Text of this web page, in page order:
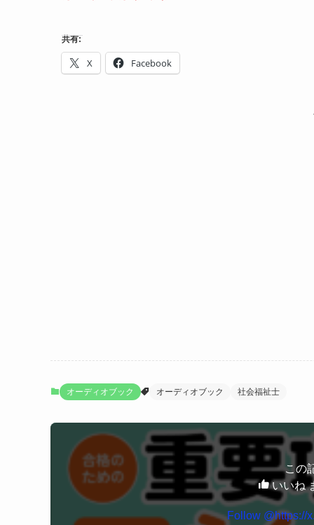
共有:
X Facebook
オーディオブック オーディオブック 社会福祉士
この
いいね